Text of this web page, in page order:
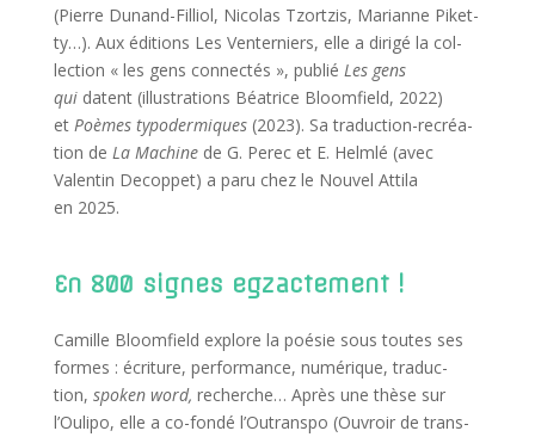
(Pierre Dunand-Filliol, Nico­las Tzort­zis, Marianne Piket­
ty…). Aux édi­tions Les Ven­ter­niers, elle a diri­gé la col­
lec­tion « les gens connec­tés », publié Les gens
qui datent (illus­tra­tions Béa­trice Bloom­field, 2022)
et Poèmes typo­der­miques(2023). Sa tra­duc­tion-recréa­
tion de La Machine de G. Per­ec et E. Helm­lé (avec
Valen­tin Decop­pet) a paru chez le Nou­vel Atti­la
en 2025.
En 800 signes egzactement !
Camille Bloom­field explore la poé­sie sous toutes ses
formes : écri­ture, per­for­mance, numé­rique, tra­duc­
tion, spo­ken word, recherche… Après une thèse sur
l’Oulipo, elle a co-fon­dé l’Outranspo (Ouvroir de trans­